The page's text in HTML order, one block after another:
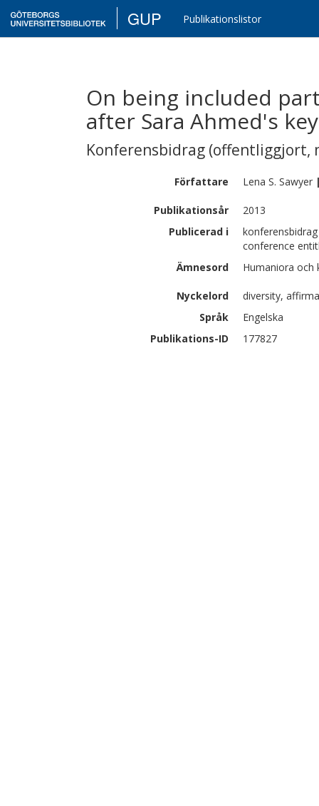
GUP Publikationslistor
On being included
after Sara Ahmed's
Konferensbidrag (offentliggjort,
Författare Lena S. Sawyer
Publikationsår
2013
Publicerad i
conference
Ämnesord
Humaniora
Nyckelord
diversity,
Språk
Engelska
Publikations-ID
177827